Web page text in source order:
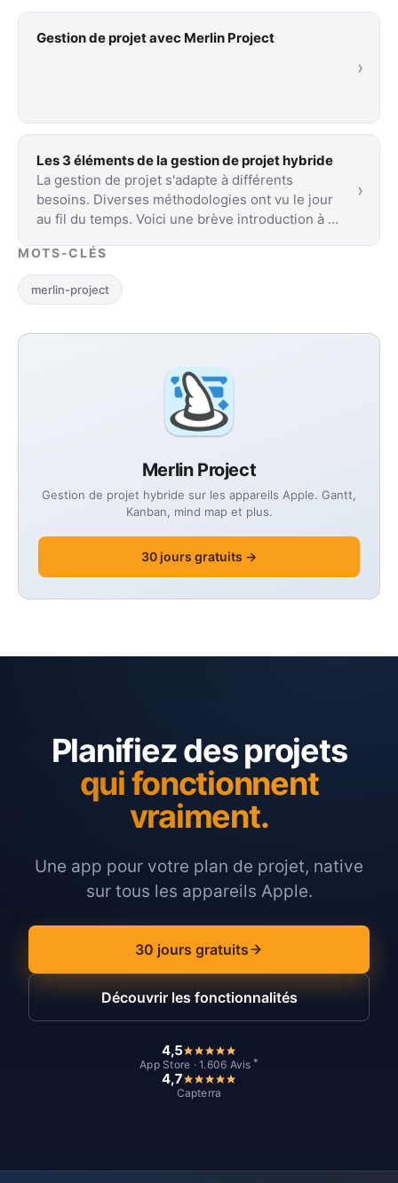
Merlin Project
Gestion de projet hybride sur les appareils Apple. Gantt,
Kanban, mind map et plus.
30 jours gratuits →
Gestion de projet avec Merlin Project
›
Les 3 éléments de la gestion de projet hybride
La gestion de projet s'adapte à différents
besoins. Diverses méthodologies ont vu le jour
au fil du temps. Voici une brève introduction à …
›
MOTS-CLÉS
merlin-project
Planifiez des projets
qui fonctionnent
vraiment.
Une app pour votre plan de projet, native
sur tous les appareils Apple.
30 jours gratuits
Découvrir les fonctionnalités
4,5
App Store · 1.606 Avis *
4,7
Capterra